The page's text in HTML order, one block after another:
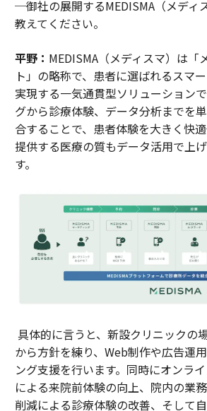
─御社の展開するMEDISMA（メディ
教えてください。
平野： MEDISMA（メディスマ）は「
ト」の略称で、患者に選ばれるスマ
実現する一気通貫型ソリューション
グから診療体験、データ分析までを
合することで、患者体験を大きく快適
提供する医療の質もデータ活用で上
す。
具体的に言うと、新設クリニックの
から方針を練り、Web制作や広告運
ング支援を行います。同時にオンラ
による来院前体験の向上、院内の業
削減による診療体験の改善、そして